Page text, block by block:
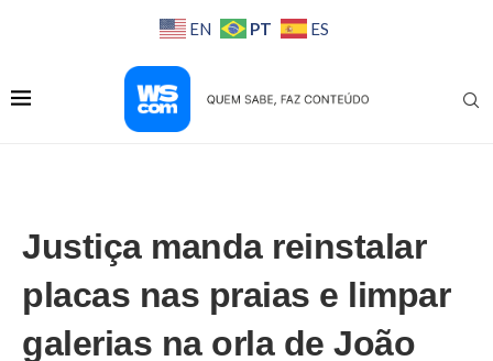
EN PT ES
Justiça manda reinstalar
placas nas praias e limpar
galerias na orla de João